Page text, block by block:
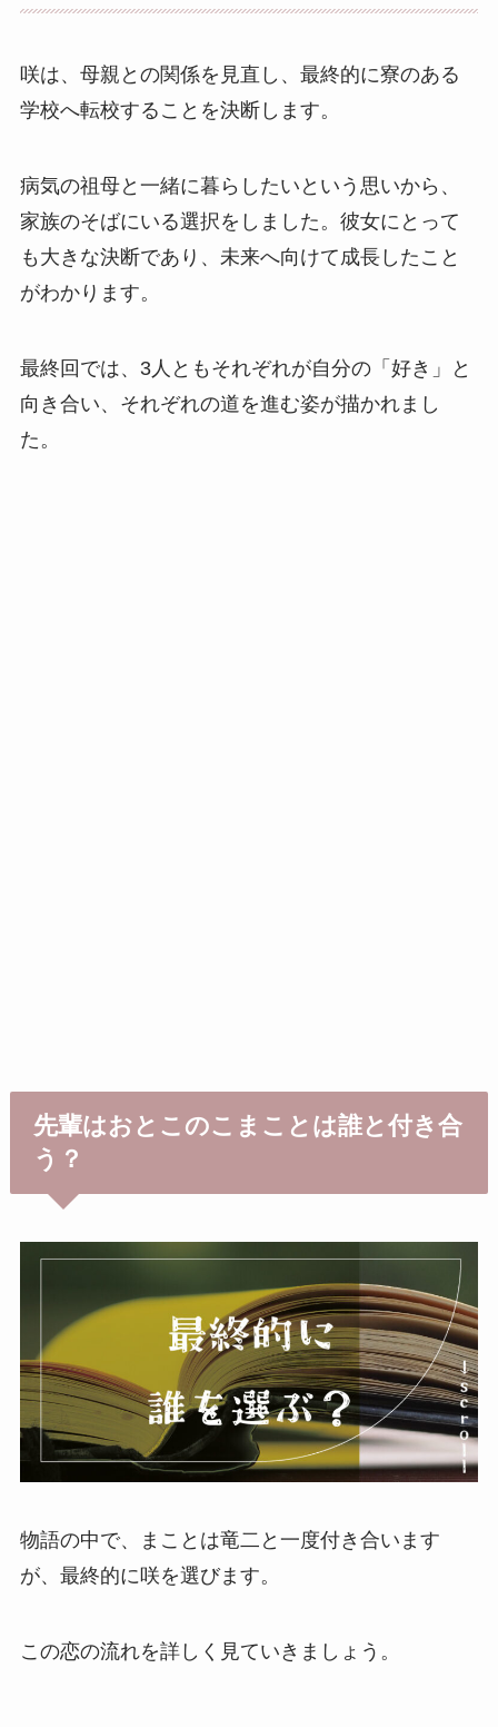
咲は、母親との関係を見直し、最終的に寮のある
学校へ転校することを決断します。
病気の祖母と一緒に暮らしたいという思いから、
家族のそばにいる選択をしました。彼女にとって
も大きな決断であり、未来へ向けて成長したこと
がわかります。
最終回では、3人ともそれぞれが自分の「好き」と
向き合い、それぞれの道を進む姿が描かれまし
た。
先輩はおとこのこまことは誰と付き合
う？
物語の中で、まことは竜二と一度付き合います
が、最終的に咲を選びます。
この恋の流れを詳しく見ていきましょう。